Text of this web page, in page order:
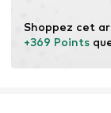
+369 Points